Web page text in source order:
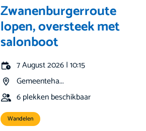
Zwanenburgerroute
lopen, oversteek met
salonboot
7 August 2026 | 10:15
Gemeenteha...
6 plekken beschikbaar
Wandelen